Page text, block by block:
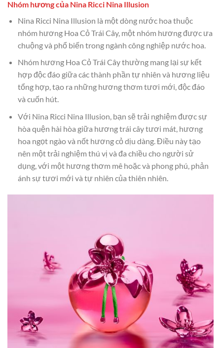
Nhóm hương của Nina Ricci Nina Illusion
Nina Ricci Nina Illusion là một dòng nước hoa thuộc
nhóm hương Hoa Cỏ Trái Cây, một nhóm hương được ưa
chuộng và phổ biến trong ngành công nghiệp nước hoa.
Nhóm hương Hoa Cỏ Trái Cây thường mang lại sự kết
hợp độc đáo giữa các thành phần tự nhiên và hương liệu
tổng hợp, tạo ra những hương thơm tươi mới, độc đáo
và cuốn hút.
Với Nina Ricci Nina Illusion, bạn sẽ trải nghiệm được sự
hòa quện hài hòa giữa hương trái cây tươi mát, hương
hoa ngọt ngào và nốt hương cỏ dịu dàng. Điều này tạo
nên một trải nghiệm thú vị và đa chiều cho người sử
dụng, với một hương thơm mê hoặc và phong phú, phản
ánh sự tươi mới và tự nhiên của thiên nhiên.